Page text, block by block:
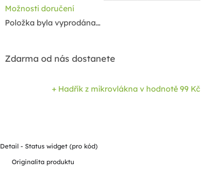
Možnosti doručení
Položka byla vyprodána…
Zdarma od nás dostanete
+ Hadřík z mikrovlákna v hodnotě 99 Kč
Detail - Status widget (pro kód)
Originalita produktu